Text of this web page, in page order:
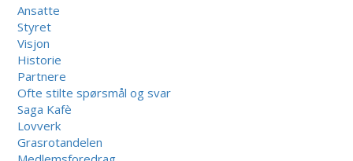
Ansatte
Styret
Visjon
Historie
Partnere
Ofte stilte spørsmål og svar
Saga Kafè
Lovverk
Grasrotandelen